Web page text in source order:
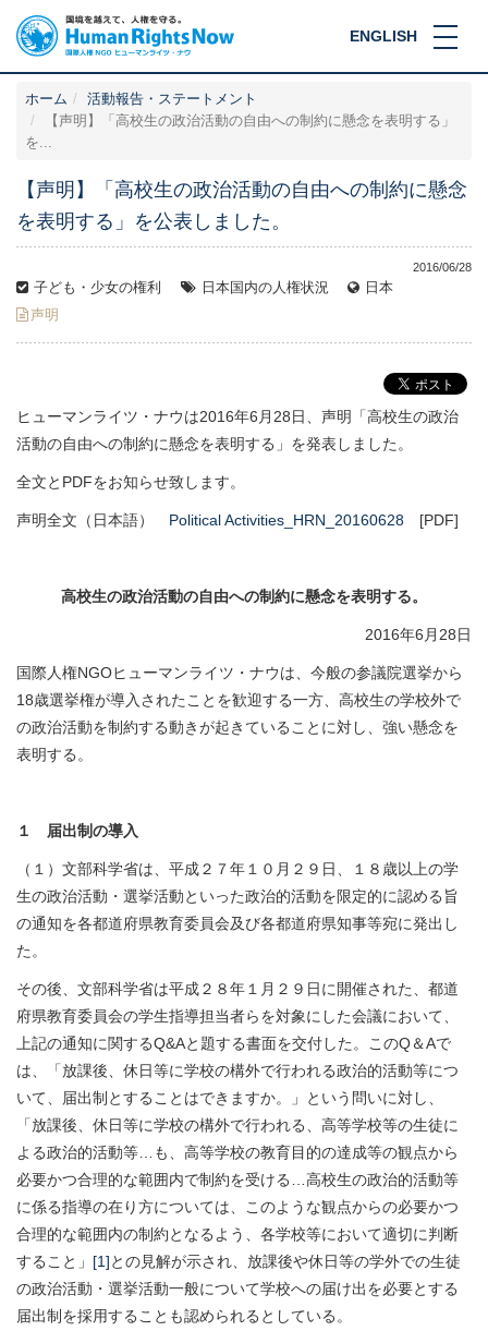
ENGLISH
ホーム
活動報告・ステートメント
【声明】「高校生の政治活動の自由への制約に懸念を表明する」
を...
【声明】「高校生の政治活動の自由への制約に懸念
を表明する」を公表しました。
2016/06/28
子ども・少女の権利 日本国内の人権状況
日本
声明
ヒューマンライツ・ナウは2016年6月28日、声明「高校生の政治
活動の自由への制約に懸念を表明する」を発表しました。
全文とPDFをお知らせ致します。
声明全文（日本語） Political Activities_HRN_20160628 [PDF]
高校生の政治活動の自由への制約に懸念を表明する。
2016年6月28日
国際人権NGOヒューマンライツ・ナウは、今般の参議院選挙から
18歳選挙権が導入されたことを歓迎する一方、高校生の学校外で
の政治活動を制約する動きが起きていることに対し、強い懸念を
表明する。
１ 届出制の導入
（１）文部科学省は、平成２７年１０月２９日、１８歳以上の学
生の政治活動・選挙活動といった政治的活動を限定的に認める旨
の通知を各都道府県教育委員会及び各都道府県知事等宛に発出し
た。
その後、文部科学省は平成２８年１月２９日に開催された、都道
府県教育委員会の学生指導担当者らを対象にした会議において、
上記の通知に関するQ&Aと題する書面を交付した。このQ＆Aで
は、「放課後、休日等に学校の構外で行われる政治的活動等につ
いて、届出制とすることはできますか。」という問いに対し、
「放課後、休日等に学校の構外で行われる、高等学校等の生徒に
よる政治的活動等…も、高等学校の教育目的の達成等の観点から
必要かつ合理的な範囲内で制約を受ける…高校生の政治的活動等
に係る指導の在り方については、このような観点からの必要かつ
合理的な範囲内の制約となるよう、各学校等において適切に判断
すること」 [1]との見解が示され、放課後や休日等の学外での生徒
の政治活動・選挙活動一般について学校への届け出を必要とする
届出制を採用することも認められるとしている。